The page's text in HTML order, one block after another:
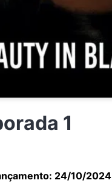
1
24/10/2024